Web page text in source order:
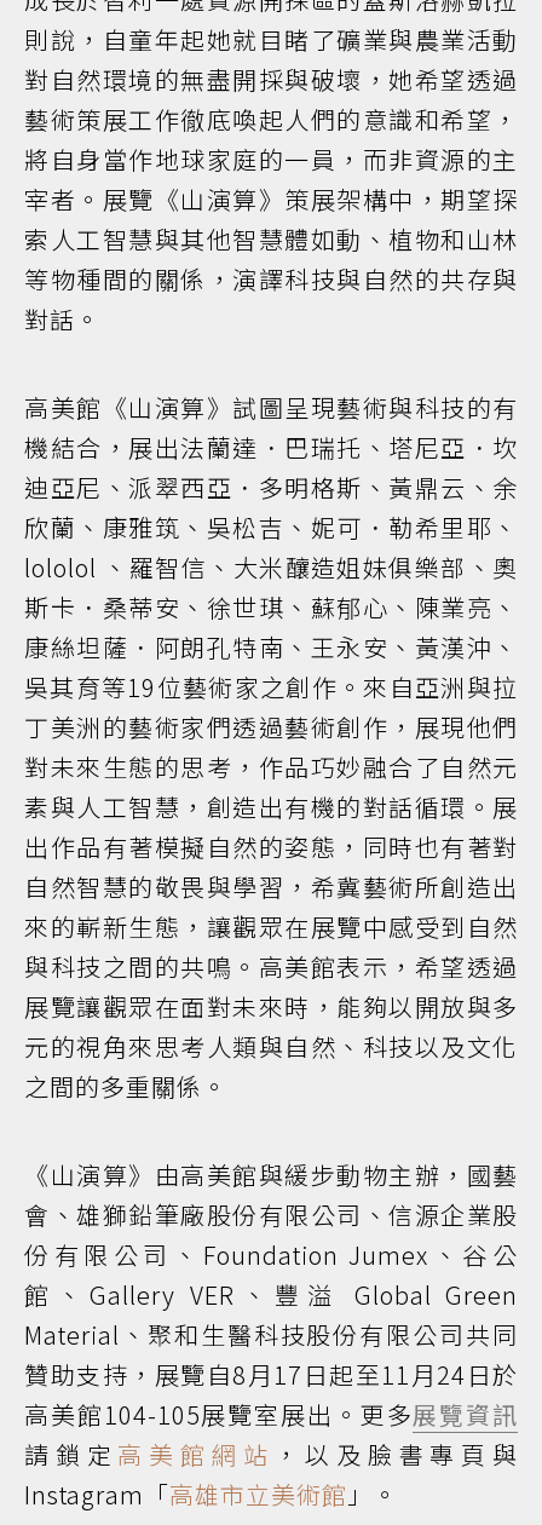
則說，自童年起她就目睹了礦業與農業活動
對自然環境的無盡開採與破壞，她希望透過
藝術策展工作徹底喚起人們的意識和希望，
將自身當作地球家庭的一員，而非資源的主
宰者。展覽《山演算》策展架構中，期望探
索人工智慧與其他智慧體如動、植物和山林
等物種間的關係，演譯科技與自然的共存與
對話。
高美館《山演算》試圖呈現藝術與科技的有
機結合，展出法蘭達．巴瑞托、塔尼亞．坎
迪亞尼、派翠西亞．多明格斯、黃鼎云、余
欣蘭、康雅筑、吳松吉、妮可．勒希里耶、
lololol 、羅智信、大米釀造姐妹俱樂部、奧
斯卡．桑蒂安、徐世琪、蘇郁心、陳業亮、
康絲坦薩．阿朗孔特南、王永安、黃漢沖、
吳其育等19位藝術家之創作。來自亞洲與拉
丁美洲的藝術家們透過藝術創作，展現他們
對未來生態的思考，作品巧妙融合了自然元
素與人工智慧，創造出有機的對話循環。展
出作品有著模擬自然的姿態，同時也有著對
自然智慧的敬畏與學習，希冀藝術所創造出
來的嶄新生態，讓觀眾在展覽中感受到自然
與科技之間的共鳴。高美館表示，希望透過
展覽讓觀眾在面對未來時，能夠以開放與多
元的視角來思考人類與自然、科技以及文化
之間的多重關係。
《山演算》由高美館與緩步動物主辦，國藝
會、雄獅鉛筆廠股份有限公司、信源企業股
份有限公司、Foundation Jumex、谷公
館、Gallery VER、豐溢 Global Green
Material、聚和生醫科技股份有限公司共同
贊助支持，展覽自8月17日起至11月24日於
高美館104-105展覽室展出。更多展覽資訊
請鎖定 高美館網站 ，以及臉書專頁與
Instagram「高雄市立美術館 」。